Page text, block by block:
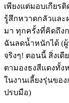
เพียงแต่มอบเกียร
รู้สึกหวาดกลัวแล
มา ทุกครั้งที่คิดถึง
ฉันลดน้ำหนักได้ (
จริงๆ! ตอนนี้ สิ่งเ
ตามองธงสีแดงทั้ง
ในงานเลี้ยงรุ่นขอ
ปรบมือ)